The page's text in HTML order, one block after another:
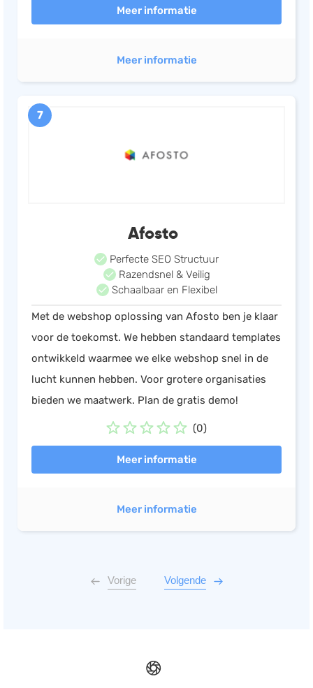
Meer informatie
Meer informatie
7
Afosto
Perfecte SEO Structuur
Razendsnel & Veilig
Schaalbaar en Flexibel
Met de webshop oplossing van Afosto ben je klaar
voor de toekomst. We hebben standaard templates
ontwikkeld waarmee we elke webshop snel in de
lucht kunnen hebben. Voor grotere organisaties
bieden we maatwerk. Plan de gratis demo!
(0)
Meer informatie
Meer informatie
Vorige Volgende